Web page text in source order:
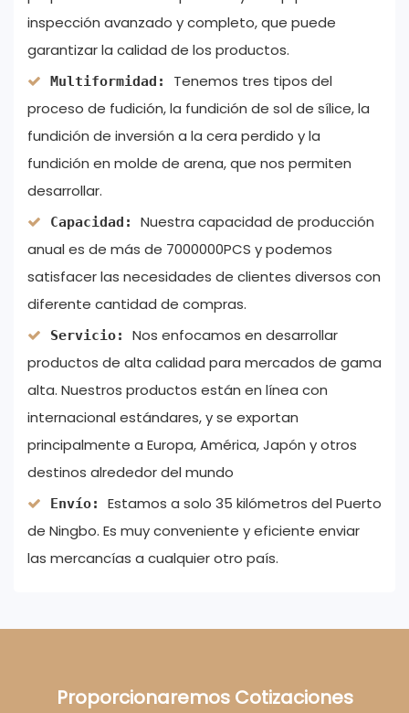
inspección avanzado y completo, que puede
garantizar la calidad de los productos.
Multiformidad: Tenemos tres tipos del
proceso de fudición, la fundición de sol de sílice, la
fundición de inversión a la cera perdido y la
fundición en molde de arena, que nos permiten
desarrollar.
Capacidad: Nuestra capacidad de producción
anual es de más de 7000000PCS y podemos
satisfacer las necesidades de clientes diversos con
diferente cantidad de compras.
Servicio: Nos enfocamos en desarrollar
productos de alta calidad para mercados de gama
alta. Nuestros productos están en línea con
internacional estándares, y se exportan
principalmente a Europa, América, Japón y otros
destinos alrededor del mundo
Envío: Estamos a solo 35 kilómetros del Puerto
de Ningbo. Es muy conveniente y eficiente enviar
las mercancías a cualquier otro país.
Proporcionaremos Cotizaciones